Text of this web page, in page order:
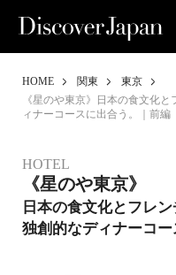
HOME 関東
東京
《星のや東京》日本の食文化
ィナーコースに出合う。｜前編
HOTEL
《星のや東京》
日本の食文化とフレ
独創的なディナーコ